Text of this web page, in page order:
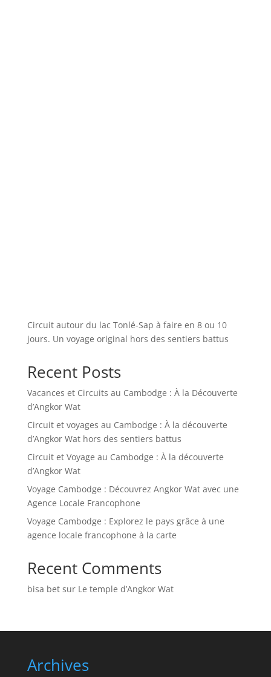
Circuit autour du lac Tonlé-Sap à faire en 8 ou 10
jours. Un voyage original hors des sentiers battus
Recent Posts
Vacances et Circuits au Cambodge : À la Découverte
d’Angkor Wat
Circuit et voyages au Cambodge : À la découverte
d’Angkor Wat hors des sentiers battus
Circuit et Voyage au Cambodge : À la découverte
d’Angkor Wat
Voyage Cambodge : Découvrez Angkor Wat avec une
Agence Locale Francophone
Voyage Cambodge : Explorez le pays grâce à une
agence locale francophone à la carte
Recent Comments
bisa betsur Le temple d’Angkor Wat
Archives